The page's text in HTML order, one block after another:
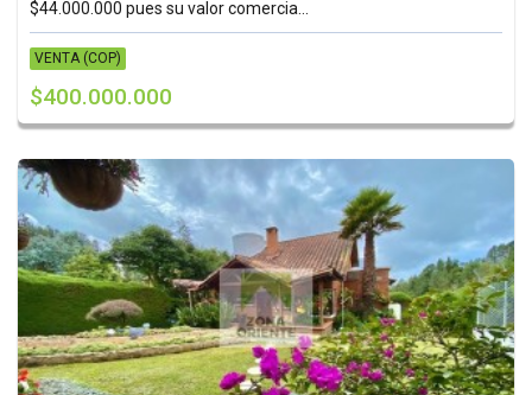
$44.000.000 pues su valor comercia...
VENTA (COP)
$400.000.000